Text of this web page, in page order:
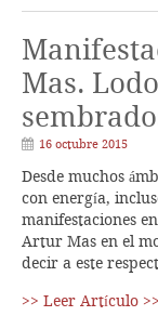
Mas.
16 octubre 2015
Desde muchos
con energía,
manifestaciones
Artur Mas en el
decir a este
>> Leer Artículo